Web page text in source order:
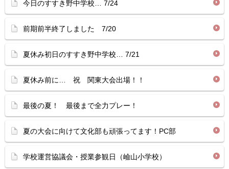
今日のすすき野中学校… 7/24
前期前半終了しました 7/20
夏休み初日のすすき野中学校… 7/21
夏休み前に… 祝 関東大会出場！！
最後の夏！ 最後まで全力プレー！
夏の大会に向けて文化部も頑張ってます！PC部
学校運営協議会・授業参観日（嶮山小学校）